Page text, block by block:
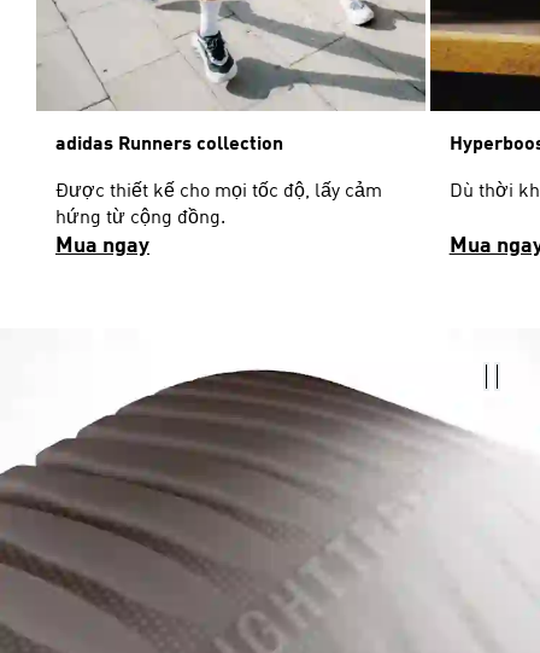
adidas Runners collection
Được thiết kế cho mọi tốc độ, lấy cảm
hứng từ cộng đồng.
Mua ngay
Dù thời
Mua